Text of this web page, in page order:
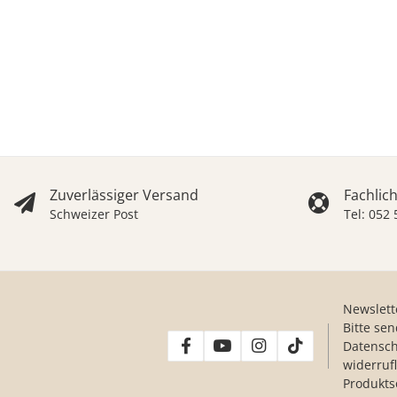
Zuverlässiger Versand
Schweizer Post Tel: 052
Bitte